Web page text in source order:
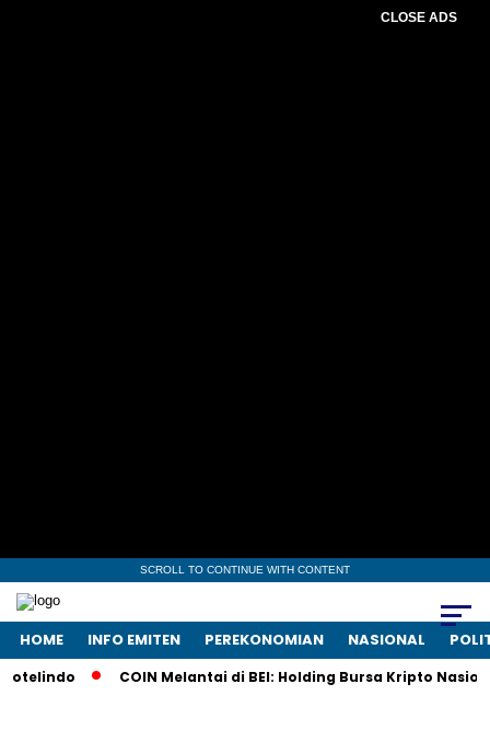
CLOSE ADS
SCROLL TO CONTINUE WITH CONTENT
HOME INFO EMITEN PEREKONOMIAN NASIONAL
COIN Melantai di BEI: Holding Bursa Kripto Nasional